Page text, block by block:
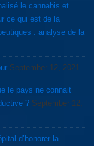
le cannabis et
ce qui est de la
: analyse de la
September 12, 2021
le pays ne connait
? September 12,
d’honorer la